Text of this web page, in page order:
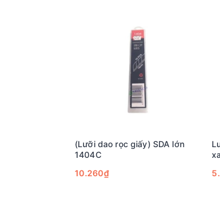
(Lưỡi dao rọc giấy) SDA lớn
1404C
10.260₫